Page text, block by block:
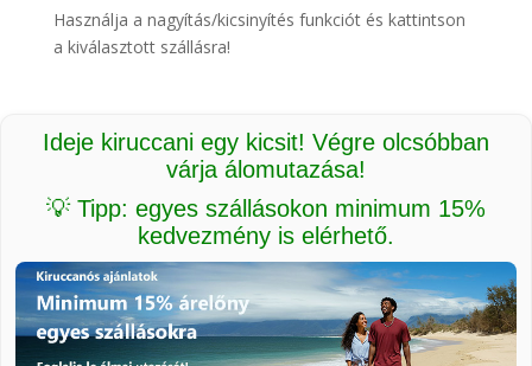
Használja a nagyítás/kicsinyítés funkciót és kattintson
a kiválasztott szállásra!
Ideje kiruccani egy kicsit! Végre olcsóbban
várja álomutazása!
💡 Tipp: egyes szállásokon minimum 15%
kedvezmény is elérhető.